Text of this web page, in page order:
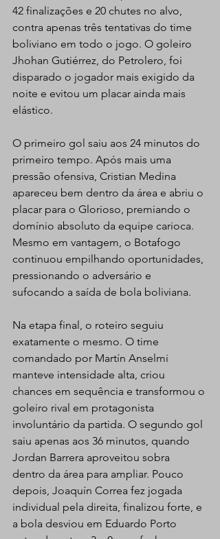
42 finalizações e 20 chutes no alvo,
contra apenas três tentativas do time
boliviano em todo o jogo. O goleiro
Jhohan Gutiérrez, do Petrolero, foi
disparado o jogador mais exigido da
noite e evitou um placar ainda mais
elástico.
O primeiro gol saiu aos 24 minutos do
primeiro tempo. Após mais uma
pressão ofensiva, Cristian Medina
apareceu bem dentro da área e abriu o
placar para o Glorioso, premiando o
domínio absoluto da equipe carioca.
Mesmo em vantagem, o Botafogo
continuou empilhando oportunidades,
pressionando o adversário e
sufocando a saída de bola boliviana.
Na etapa final, o roteiro seguiu
exatamente o mesmo. O time
comandado por Martín Anselmi
manteve intensidade alta, criou
chances em sequência e transformou o
goleiro rival em protagonista
involuntário da partida. O segundo gol
saiu apenas aos 36 minutos, quando
Jordan Barrera aproveitou sobra
dentro da área para ampliar. Pouco
depois, Joaquín Correa fez jogada
individual pela direita, finalizou forte, e
a bola desviou em Eduardo Porto